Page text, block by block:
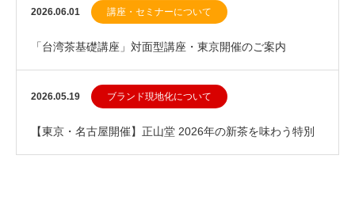
（2026年6月上旬）
2026.06.01 講座・セミナーについて
「台湾茶基礎講座」対面型講座・東京開催のご案内
2026.05.19 ブランド現地化について
【東京・名古屋開催】正山堂 2026年の新茶を味わう特別